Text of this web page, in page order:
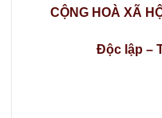
CỘNG HOÀ XÃ
Độc lập –